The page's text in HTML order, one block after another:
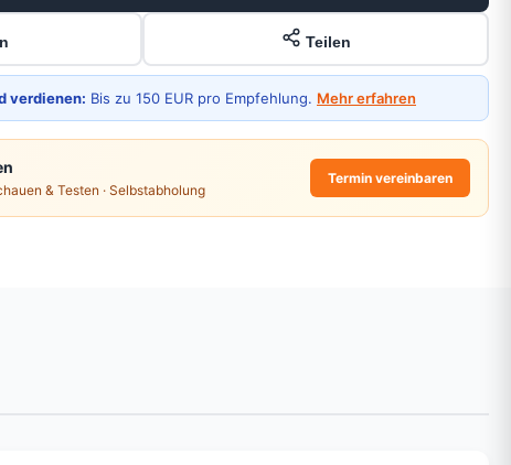
Teilen
verdienen: Bis zu 150 EUR pro Empfehlung. Mehr erfahren
& Testen · Selbstabholung
Termin vereinbaren